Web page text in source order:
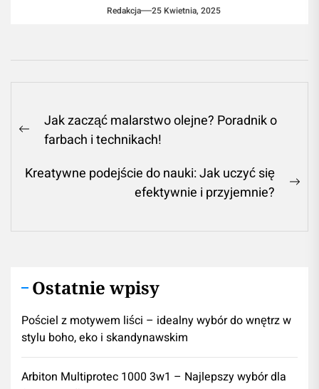
Redakcja 25 Kwietnia, 2025
Nawigacja
wpisu
Previous
Jak zacząć malarstwo olejne? Poradnik o
farbach i technikach!
Kreatywne podejście do nauki: Jak uczyć się
efektywnie i przyjemnie?
Ostatnie wpisy
Pościel z motywem liści – idealny wybór do wnętrz w
stylu boho, eko i skandynawskim
Arbiton Multiprotec 1000 3w1 – Najlepszy wybór dla